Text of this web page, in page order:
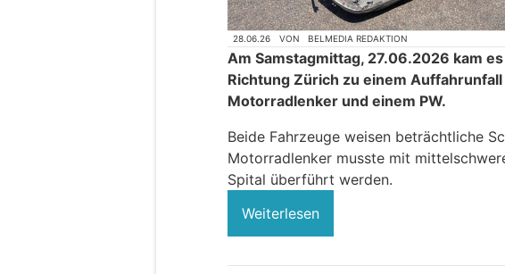
28.06.26 VON BELMEDIA REDAKTION
Am Samstagmittag, 27.06.2026 kam es
Richtung Zürich zu einem
Motorradlenker und einem PW.
Beide Fahrzeuge weisen beträchtliche
Motorradlenker musste mit
Spital überführt werden.
Weiterlesen